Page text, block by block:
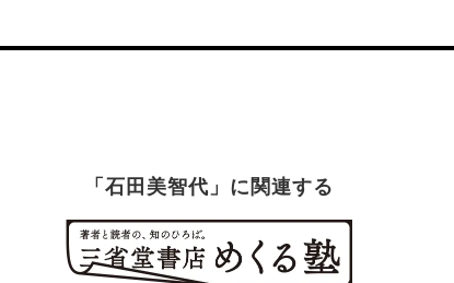
「石田美智代」に関連する